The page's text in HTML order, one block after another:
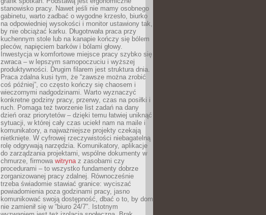
stanowisko pracy. Nawet jeśli nie mamy osobnego
gabinetu, warto zadbać o wygodne krzesło, biurko
na odpowiedniej wysokości i monitor ustawiony tak,
by nie obciążać karku. Długotrwała praca przy
kuchennym stole lub na kanapie kończy się bólem
pleców, napięciem barków i bólami głowy.
Inwestycja w komfortowe miejsce pracy szybko się
zwraca – w lepszym samopoczuciu i wyższej
produktywności. Drugim filarem jest struktura dnia.
Praca zdalna kusi tym, że “zawsze można zrobić
coś później”, co często kończy się chaosem i
wieczornymi nadgodzinami. Warto wyznaczyć
konkretne godziny pracy, przerwy, czas na posiłki i
ruch. Pomaga też tworzenie list zadań na dany
dzień oraz priorytetów – dzięki temu łatwiej uniknąć
sytuacji, w której cały czas uciekł nam na maile i
komunikatory, a najważniejsze projekty czekają
nietknięte. W cyfrowej rzeczywistości niebagatelną
rolę odgrywają narzędzia. Komunikatory, aplikacje
do zarządzania projektami, wspólne dokumenty w
chmurze, firmowa witrynaz zasobami czy
procedurami – to wszystko fundamenty dobrze
zorganizowanej pracy zdalnej. Równocześnie
trzeba świadomie stawiać granice: wyciszać
powiadomienia poza godzinami pracy, jasno
komunikować swoją dostępność, dbać o to, by dom
nie zamienił się w “biuro 24/7”. Istotnym